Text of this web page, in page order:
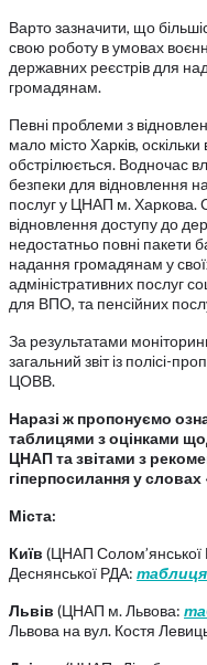
Варто зазначити, що
свою роботу в умовах
державних реєстрів для
громадянам.
Певні проблеми з
мало місто Харків,
обстрілюється. Водночас
безпеки для відновлення
послуг у ЦНАП м. Харкова.
відновлення доступу до
недостатньо повні пакети
надання громадянам у
адміністративних послуг
для ВПО, та пенсійних
За результатами
загальний звіт із полісі-
ЦОВВ.
Наразі ж пропонуємо
таблицями з оцінками
ЦНАП та звітами з
гіперпосилання у словах
Міста:
Київ (ЦНАП Солом’янської
Деснянської РДА: таблиця
Львів (ЦНАП м. Львова:
Львова на вул. Костя